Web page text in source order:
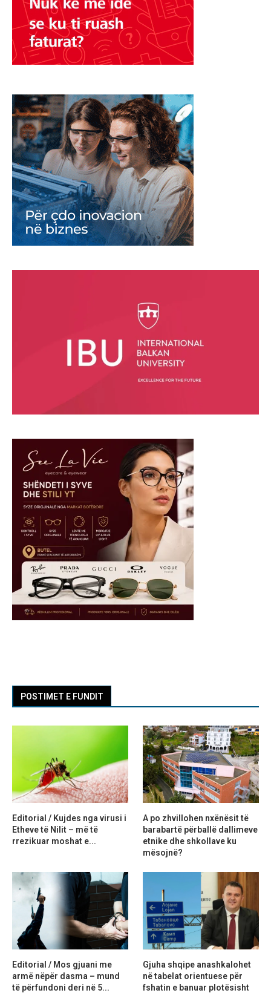
POSTIMET E FUNDIT
Editorial / Kujdes nga virusi i
Etheve të Nilit – më të
rrezikuar moshat e...
A po zhvillohen nxënësit të
barabartë përballë dallimeve
etnike dhe shkollave ku
mësojnë?
Editorial / Mos gjuani me
armë nëpër dasma – mund
të përfundoni deri në 5...
Gjuha shqipe anashkalohet
në tabelat orientuese për
fshatin e banuar plotësisht